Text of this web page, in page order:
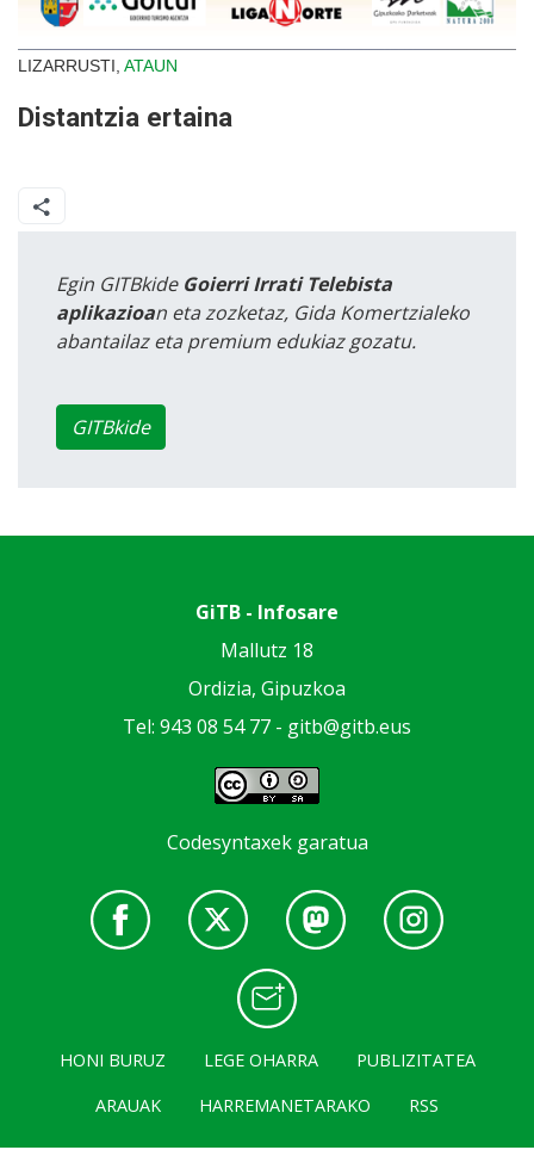
LIZARRUSTI, ATAUN
Distantzia ertaina
Egin GITBkide Goierri Irrati Telebista
aplikazioan eta zozketaz, Gida Komertzialeko
abantailaz eta premium edukiaz gozatu.
GITBkide
GiTB - Infosare
Mallutz 18
Ordizia, Gipuzkoa
Tel: 943 08 54 77 - gitb@gitb.eus
Codesyntaxek garatua
HONI BURUZ LEGE OHARRA
PUBLIZITATEA
ARAUAK
HARREMANETARAKO RSS